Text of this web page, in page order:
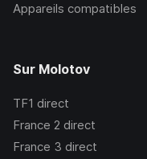
Appareils compatibles
Sur Molotov
TF1 direct
France 2 direct
France 3 direct